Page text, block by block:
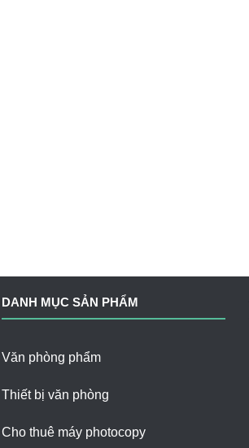
DANH MỤC SẢN PHẨM
Văn phòng phẩm
Thiết bị văn phòng
Cho thuê máy photocopy